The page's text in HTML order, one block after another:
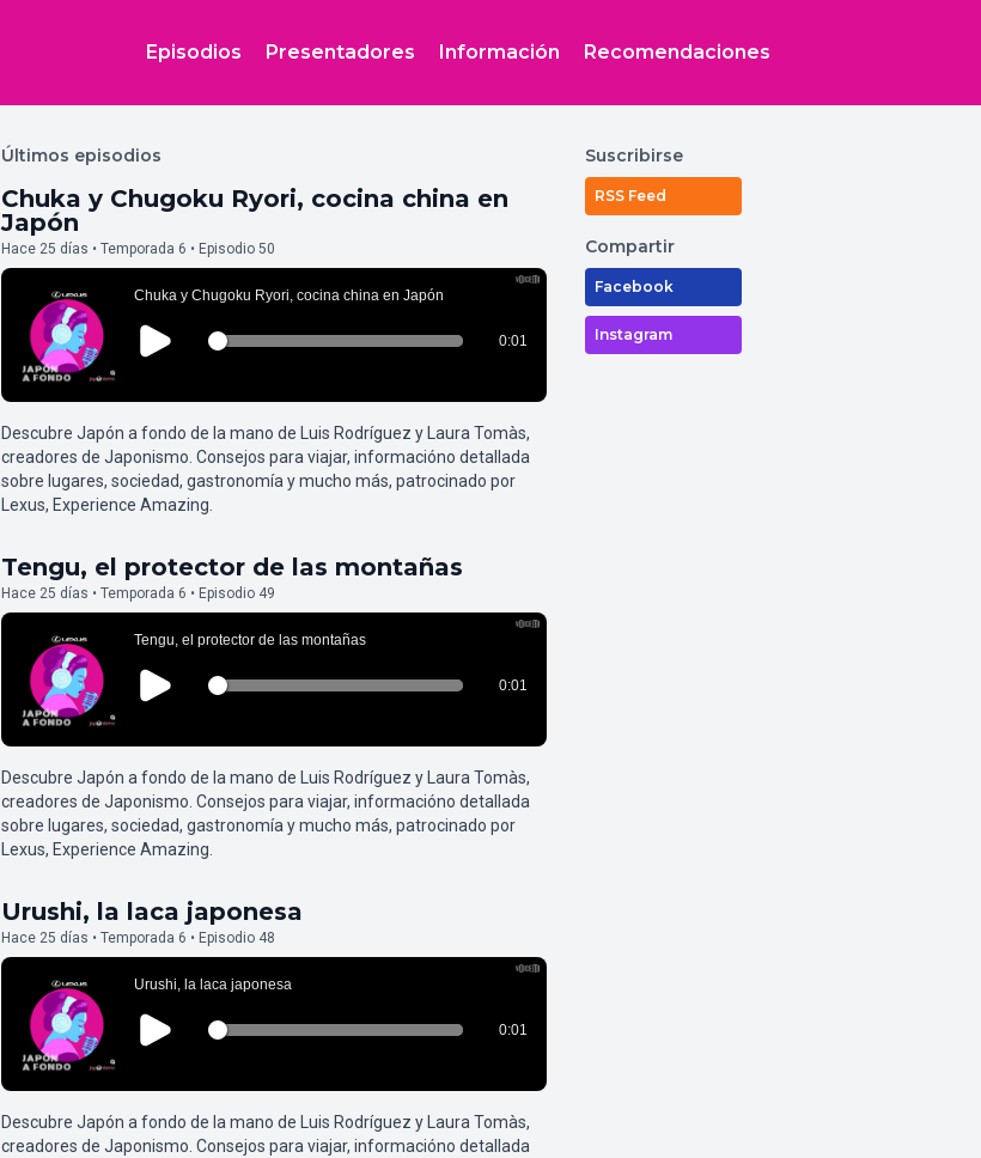
Episodios Presentadores Información Recomendaciones
Últimos episodios
Chuka y Chugoku Ryori, cocina china en
Japón
Hace 25 días • Temporada 6 • Episodio 50
Descubre Japón a fondo de la mano de Luis Rodríguez y Laura Tomàs,
creadores de Japonismo. Consejos para viajar, informacióno detallada
sobre lugares, sociedad, gastronomía y mucho más, patrocinado por
Lexus, Experience Amazing.
Tengu, el protector de las montañas
Hace 25 días • Temporada 6 • Episodio 49
Descubre Japón a fondo de la mano de Luis Rodríguez y Laura Tomàs,
creadores de Japonismo. Consejos para viajar, informacióno detallada
sobre lugares, sociedad, gastronomía y mucho más, patrocinado por
Lexus, Experience Amazing.
Urushi, la laca japonesa
Hace 25 días • Temporada 6 • Episodio 48
Descubre Japón a fondo de la mano de Luis Rodríguez y Laura Tomàs,
creadores de Japonismo. Consejos para viajar, informacióno detallada
Suscribirse
RSS Feed
Compartir
Facebook
Instagram